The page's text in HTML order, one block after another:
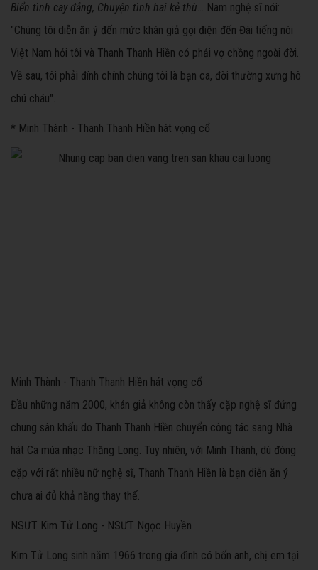
Biển tình cay đắng, Chuyện tình hai kẻ thù... Nam nghệ sĩ nói:
"Chúng tôi diễn ăn ý đến mức khán giả gọi điện đến Đài tiếng nói
Việt Nam hỏi tôi và Thanh Thanh Hiền có phải vợ chồng ngoài đời.
Về sau, tôi phải đính chính chúng tôi là bạn ca, đời thường xưng hô
chú cháu".
* Minh Thành - Thanh Thanh Hiền hát vọng cổ
Minh Thành - Thanh Thanh Hiền hát vọng cổ
Đầu những năm 2000, khán giả không còn thấy cặp nghệ sĩ đứng
chung sân khấu do Thanh Thanh Hiền chuyển công tác sang Nhà
hát Ca múa nhạc Thăng Long. Tuy nhiên, với Minh Thành, dù đóng
cặp với rất nhiều nữ nghệ sĩ, Thanh Thanh Hiền là bạn diễn ăn ý
chưa ai đủ khả năng thay thế.
NSƯT Kim Tử Long - NSƯT Ngọc Huyền
Kim Tử Long sinh năm 1966 trong gia đình có bốn anh, chị em tại